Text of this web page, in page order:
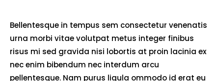
Bellentesque in tempus sem consectetur venenatis
urna morbi vitae volutpat metus integer finibus
risus mi sed gravida nisi lobortis at proin lacinia ex
nec enim bibendum nec interdum arcu
pellentesque. Nam purus ligula ommodo id erat eu